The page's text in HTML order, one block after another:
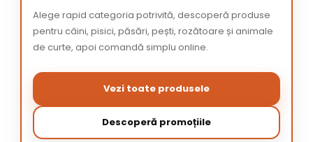
Alege rapid categoria potrivită, descoperă produse
pentru câini, pisici, păsări, pești, rozătoare și animale
de curte, apoi comandă simplu online.
Vezi toate produsele
Descoperă promoțiile